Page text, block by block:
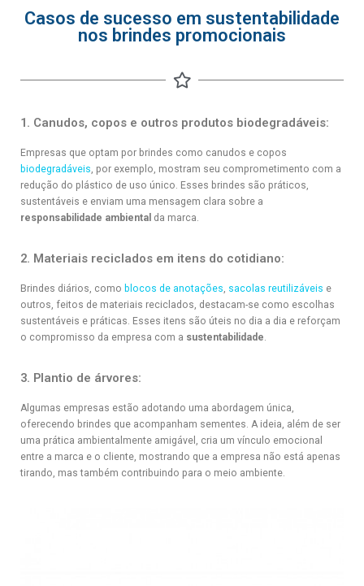
Casos de sucesso em sustentabilidade
nos brindes promocionais
1. Canudos, copos e outros produtos biodegradáveis:
Empresas que optam por brindes como canudos e copos
biodegradáveis, por exemplo, mostram seu comprometimento com a
redução do plástico de uso único. Esses brindes são práticos,
sustentáveis e enviam uma mensagem clara sobre a
responsabilidade ambiental da marca.
2. Materiais reciclados em itens do cotidiano:
Brindes diários, como blocos de anotações, sacolas reutilizáveis e
outros, feitos de materiais reciclados, destacam-se como escolhas
sustentáveis e práticas. Esses itens são úteis no dia a dia e reforçam
o compromisso da empresa com a sustentabilidade.
3. Plantio de árvores:
Algumas empresas estão adotando uma abordagem única,
oferecendo brindes que acompanham sementes. A ideia, além de ser
uma prática ambientalmente amigável, cria um vínculo emocional
entre a marca e o cliente, mostrando que a empresa não está apenas
tirando, mas também contribuindo para o meio ambiente.